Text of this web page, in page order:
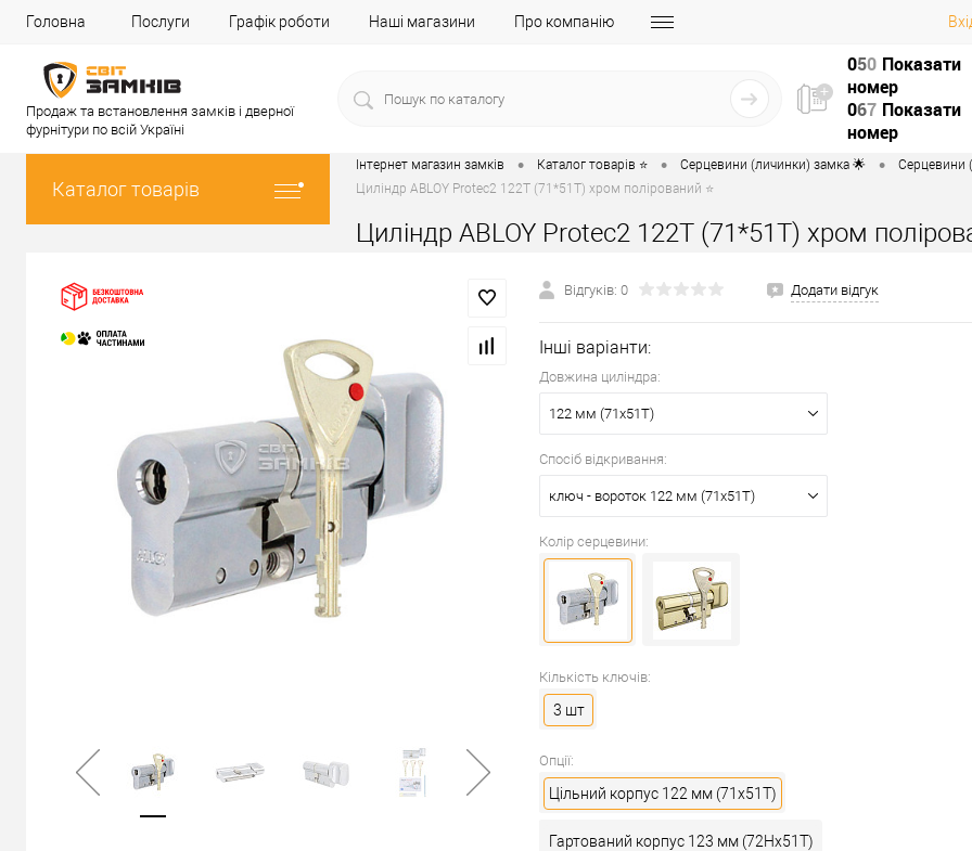
Головна Послуги Графік роботи Наші магазини Про компанію
Продаж та встановлення замків і дверної
фурнітури по всій Україні
050 Показати
номер
067 Показати
номер
Каталог товарів
Інтернет магазин замків • Каталог товарів ⭐ • Серцевини (личинки) замка 🌟 • Серцевини
Циліндр ABLOY Protec2 122T (71*51T) хром полірований ⭐
Циліндр ABLOY Protec2 122T (71*51T) хром
Відгуків: 0 Додати відгук
Інші варіанти:
Довжина циліндра:
122 мм (71x51T)
Спосіб відкривання:
ключ - вороток 122 мм (71x51T)
Колір серцевини:
Кількість ключів:
3 шт
Опції:
Цільний корпус 122 мм (71x51T)
Гартований корпус 123 мм (72Hx51T)